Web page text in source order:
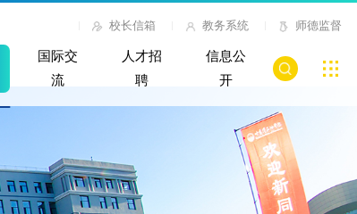
校长信箱 教务系统 师德监督
国际交
流
人才招
聘
信息公
开